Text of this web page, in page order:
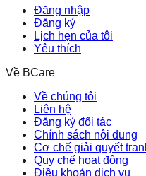
Đăng nhập
Đăng ký
Lịch hẹn của tôi
Yêu thích
Về BCare
Về chúng tôi
Liên hệ
Đăng ký đối tác
Chính sách nội dung
Cơ chế giải quyết
Quy chế hoạt động
Điều khoản dịch vụ